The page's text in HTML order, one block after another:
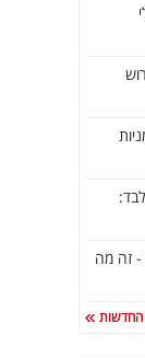
בלבד:
זה מה
החדשות